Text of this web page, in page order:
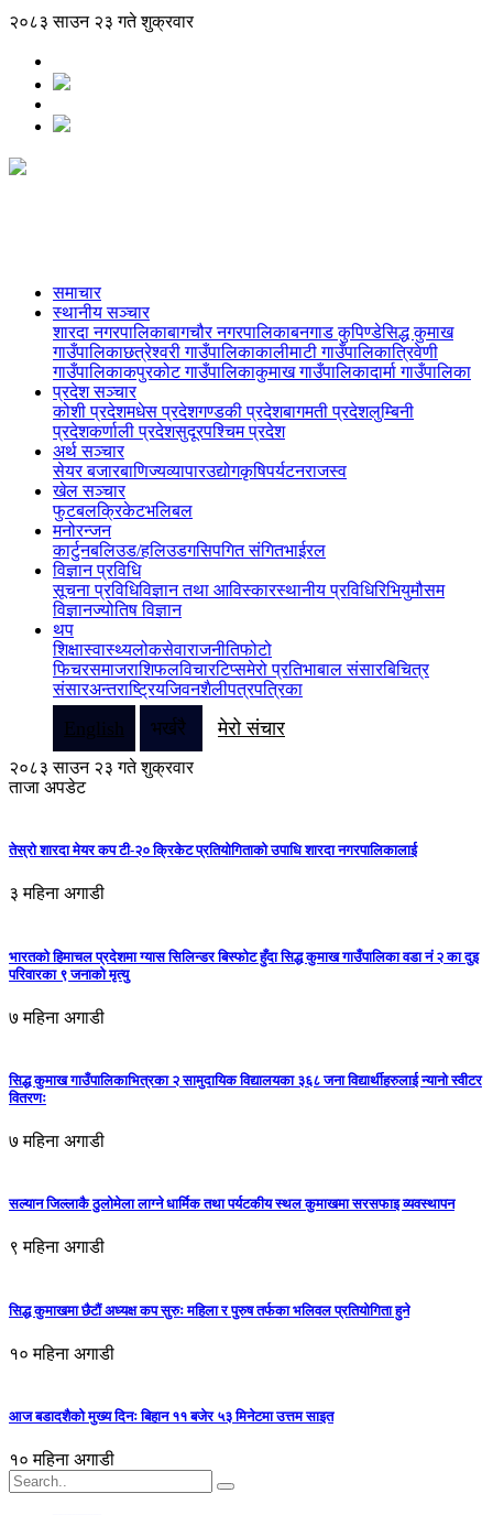
२०८३ साउन २३ गते शुक्रवार
समाचार
स्थानीय सञ्‍चार
शारदा नगरपालिकाबागचौर नगरपालिकाबनगाड कुपिण्डेसिद्ध कुमाख
गाउँपालिकाछत्रेश्वरी गाउँपालिकाकालीमाटी गाउँपालिकात्रिवेणी
गाउँपालिकाकपुरकोट गाउँपालिकाकुमाख गाउँपालिकादार्मा गाउँपालिका
प्रदेश सञ्‍चार
कोशी प्रदेशमधेस प्रदेशगण्डकी प्रदेशबागमती प्रदेशलुम्बिनी
प्रदेशकर्णाली प्रदेशसुदूरपश्चिम प्रदेश
अर्थ सञ्‍चार
सेयर बजारबाणिज्यव्यापारउद्योगकृषिपर्यटनराजस्व
खेल सञ्‍चार
फुटबलक्रिकेटभलिबल
मनोरन्जन
कार्टुनबलिउड/हलिउडगसिपगित संगितभाईरल
विज्ञान प्रविधि
सूचना प्रविधिविज्ञान तथा आविस्कारस्थानीय प्रविधिरिभियुमौसम
विज्ञानज्योतिष विज्ञान
थप
शिक्षास्वास्थ्यलोकसेवाराजनीतिफोटो
फिचरसमाजराशिफलविचारटिप्समेरो प्रतिभाबाल संसारबिचित्र
संसारअन्तराष्ट्रियजिवनशैलीपत्रपत्रिका
English भर्खरै मेरो संचार
२०८३ साउन २३ गते शुक्रवार
ताजा अपडेट
तेस्रो शारदा मेयर कप टी-२० क्रिकेट प्रतियोगिताको उपाधि शारदा नगरपालिकालाई
३ महिना अगाडी
भारतको हिमाचल प्रदेशमा ग्यास सिलिन्डर बिस्फोट हुँदा सिद्ध कुमाख गाउँपालिका वडा नं २ का दुइ
परिवारका ९ जनाको मृत्यु
७ महिना अगाडी
सिद्ध कुमाख गाउँपालिकाभित्रका २ सामुदायिक विद्यालयका ३६८ जना विद्यार्थीहरुलाई न्यानो स्वीटर
वितरणः
७ महिना अगाडी
सल्यान जिल्लाकै ठुलोमेला लाग्ने धार्मिक तथा पर्यटकीय स्थल कुमाखमा सरसफाइ व्यवस्थापन
९ महिना अगाडी
सिद्ध कुमाखमा छैटौं अध्यक्ष कप सुरुः महिला र पुरुष तर्फका भलिवल प्रतियोगिता हुने
१० महिना अगाडी
आज बडादशैको मुख्य दिनः बिहान ११ बजेर ५३ मिनेटमा उत्तम साइत
१० महिना अगाडी